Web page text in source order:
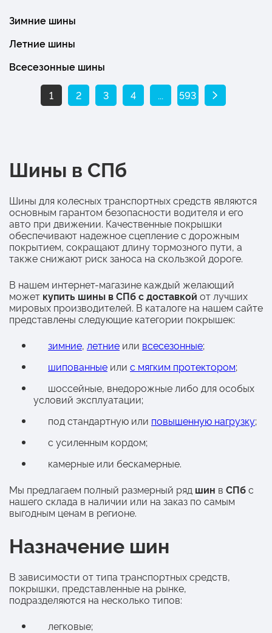
Зимние шины
Летние шины
Всесезонные шины
1 2 3 4 ... 593
Шины в СПб
Шины для колесных транспортных средств являются
основным гарантом безопасности водителя и его
авто при движении. Качественные покрышки
обеспечивают надежное сцепление с дорожным
покрытием, сокращают длину тормозного пути, а
также снижают риск заноса на скользкой дороге.
В нашем интернет-магазине каждый желающий
может купить шины в СПб с доставкой от лучших
мировых производителей. В каталоге на нашем сайте
представлены следующие категории покрышек:
зимние, летние или всесезонные;
шипованные или с мягким протектором;
шоссейные, внедорожные либо для особых
условий эксплуатации;
под стандартную или повышенную нагрузку;
с усиленным кордом;
камерные или бескамерные.
Мы предлагаем полный размерный ряд шин в СПбс
нашего склада в наличии или на заказ по самым
выгодным ценам в регионе.
Назначение шин
В зависимости от типа транспортных средств,
покрышки, представленные на рынке,
подразделяются на несколько типов:
легковые;